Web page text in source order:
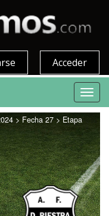
Acceder
> Fecha 27 > Etapa